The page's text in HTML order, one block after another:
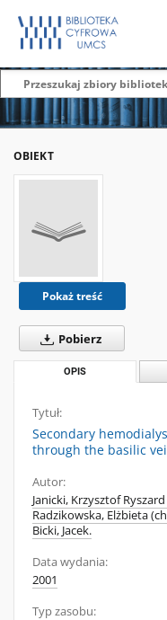
OBIEKT
Pokaż treść
Pobierz
OPIS
Tytuł:
Secondary
through the basilic
Autor:
Janicki, Krzysztof
Radzikowska, Elżbieta
Bicki, Jacek.
Data wydania:
2001
Typ zasobu: